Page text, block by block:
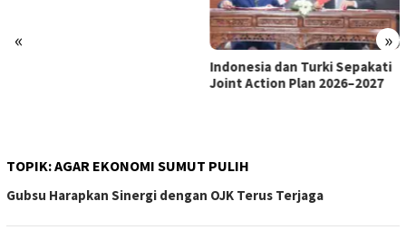
« »
Satgas PRR Pacu Realisasi
Tambahan TKD Aceh Rp1,65
TOPIK:AGAR EKONOMI SUMUT PULIH
Gubsu Harapkan Sinergi dengan OJK Terus Terjaga